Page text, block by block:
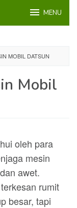
MENU
MOBIL DATSUN
Mobil
oleh para
mesin
awet.
rumit
besar, tapi